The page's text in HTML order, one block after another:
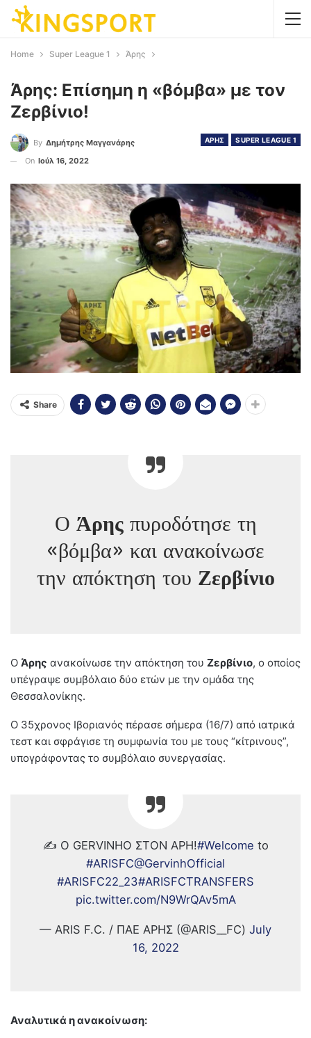
Home Super League 1 Άρης
Άρης: Επίσημη η «βόμβα» με τον
Ζερβίνιο!
ΑΡΗΣ SUPER LEAGUE 1
By Δημήτρης Μαγγανάρης
On Ιούλ 16, 2022
Share
Ο Άρηςπυροδότησε τη
«βόμβα» και ανακοίνωσε
την απόκτηση του Ζερβίνιο
Ο Άρης ανακοίνωσε την απόκτηση του Ζερβίνιο, ο οποίος
υπέγραψε συμβόλαιο δύο ετών με την ομάδα της
Θεσσαλονίκης.
Ο 35χρονος Ιβοριανός πέρασε σήμερα (16/7) από ιατρικά
τεστ και σφράγισε τη συμφωνία του με τους “κίτρινους”,
υπογράφοντας το συμβόλαιο συνεργασίας.
✍️ Ο GERVINHO ΣΤΟΝ ΑΡΗ!#Welcome to
#ARISFC@GervinhOfficial
#ARISFC22_23#ARISFCTRANSFERS
pic.twitter.com/N9WrQAv5mA
— ARIS F.C. / ΠΑΕ ΑΡΗΣ (@ARIS__FC) July
16, 2022
Αναλυτικά η ανακοίνωση: